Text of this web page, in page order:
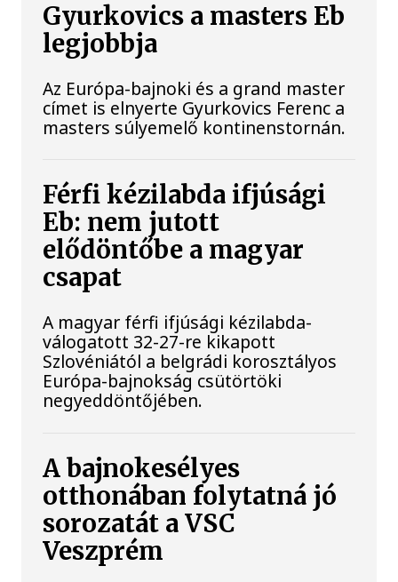
Gyurkovics a masters Eb
legjobbja
Az Európa-bajnoki és a grand master
címet is elnyerte Gyurkovics Ferenc a
masters súlyemelő kontinenstornán.
Férfi kézilabda ifjúsági
Eb: nem jutott
elődöntőbe a magyar
csapat
A magyar férfi ifjúsági kézilabda-
válogatott 32-27-re kikapott
Szlovéniától a belgrádi korosztályos
Európa-bajnokság csütörtöki
negyeddöntőjében.
A bajnokesélyes
otthonában folytatná jó
sorozatát a VSC
Veszprém